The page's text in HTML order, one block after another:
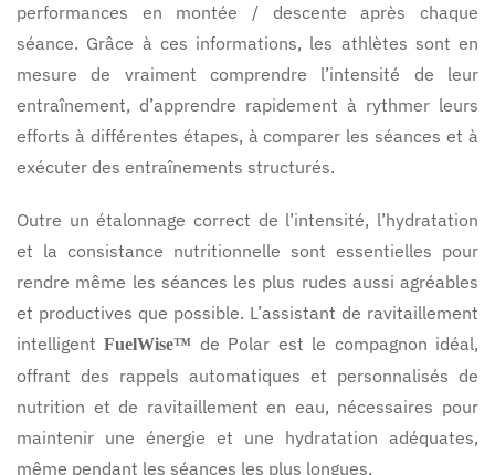
performances en montée / descente après chaque
séance. Grâce à ces informations, les athlètes sont en
mesure de vraiment comprendre l’intensité de leur
entraînement, d’apprendre rapidement à rythmer leurs
efforts à différentes étapes, à comparer les séances et à
exécuter des entraînements structurés.
Outre un étalonnage correct de l’intensité, l’hydratation
et la consistance nutritionnelle sont essentielles pour
rendre même les séances les plus rudes aussi agréables
et productives que possible. L’assistant de ravitaillement
intelligentFuelWise™ de Polar est le compagnon idéal,
offrant des rappels automatiques et personnalisés de
nutrition et de ravitaillement en eau, nécessaires pour
maintenir une énergie et une hydratation adéquates,
même pendant les séances les plus longues.